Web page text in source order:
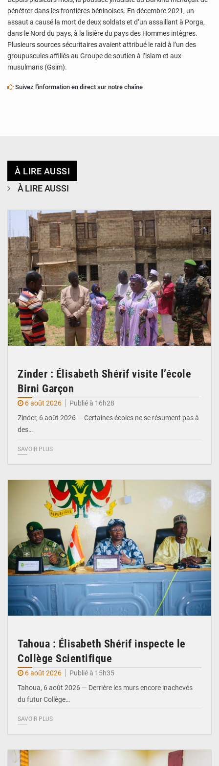
pénétrer dans les frontières béninoises. En décembre 2021, un
assaut a causé la mort de deux soldats et d’un assaillant à Porga,
dans le Nord du pays, à la lisière du pays des Hommes intègres.
Plusieurs sources sécuritaires avaient attribué le raid à l’un des
groupuscules affiliés au Groupe de soutien à l’islam et aux
musulmans (Gsim).
Suivez l'information en direct sur notre chaîne
À LIRE AUSSI
À LIRE AUSSI
Zinder : Élisabeth Shérif visite l’école
Birni Garçon
6 août 2026
Publié à 16h28
Zinder, 6 août 2026 — Certaines écoles ne se résument pas à
des…
SAVOIR PLUS
Tahoua : Élisabeth Shérif inspecte le
Collège Scientifique
6 août 2026
Publié à 15h35
Tahoua, 6 août 2026 — Derrière les murs encore inachevés
du futur Collège…
SAVOIR PLUS